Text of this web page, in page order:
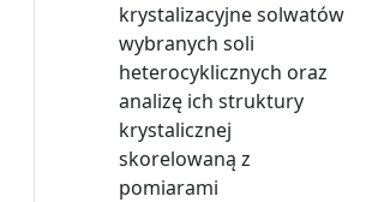
krystalizacyjne solwatów
wybranych soli
heterocyklicznych oraz
analizę ich struktury
krystalicznej
skorelowaną z
pomiarami